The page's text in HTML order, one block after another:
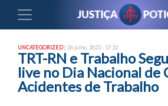
UNCATEGORIZED| 26 julho, 2022 - 17:32
TRT-RN e Trabalho
live no Dia Nacional de
Acidentes de Trabalho